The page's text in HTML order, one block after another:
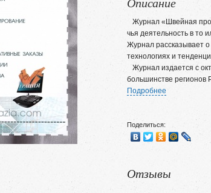
Журнал «Швейная
чья деятельность в то
Журнал рассказывает
технологиях и
Журнал издается с
большинстве регионов
Подробнее
Поделиться:
Отзывы